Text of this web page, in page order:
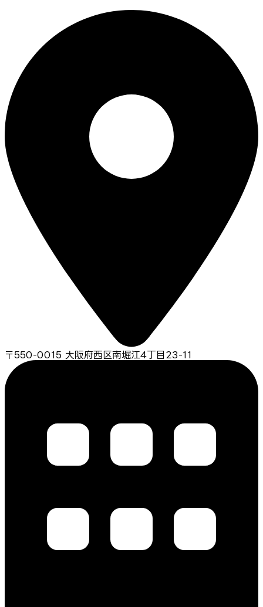
〒550-0015 大阪府西区南堀江4丁目23-11